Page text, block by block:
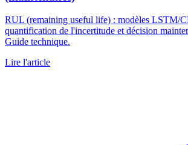
RUL (remaining useful life) : modèles LSTM/
quantification de l'incertitude et décision
Guide technique.
Lire l'article